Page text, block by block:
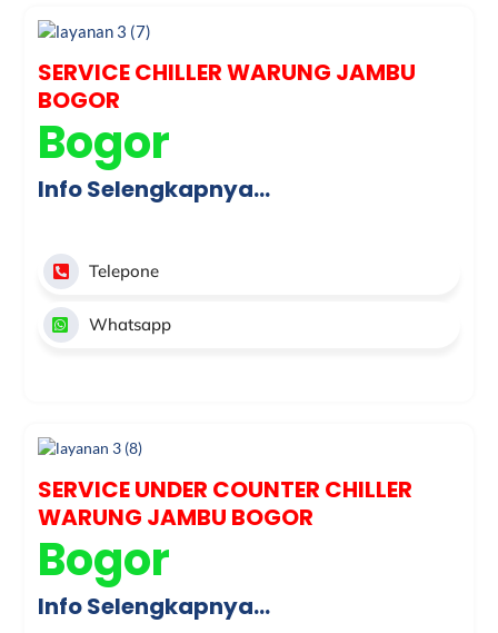
SERVICE CHILLER WARUNG JAMBU
BOGOR
Bogor
Info Selengkapnya…
Telepone
Whatsapp
SERVICE UNDER COUNTER CHILLER
WARUNG JAMBU BOGOR
Bogor
Info Selengkapnya…